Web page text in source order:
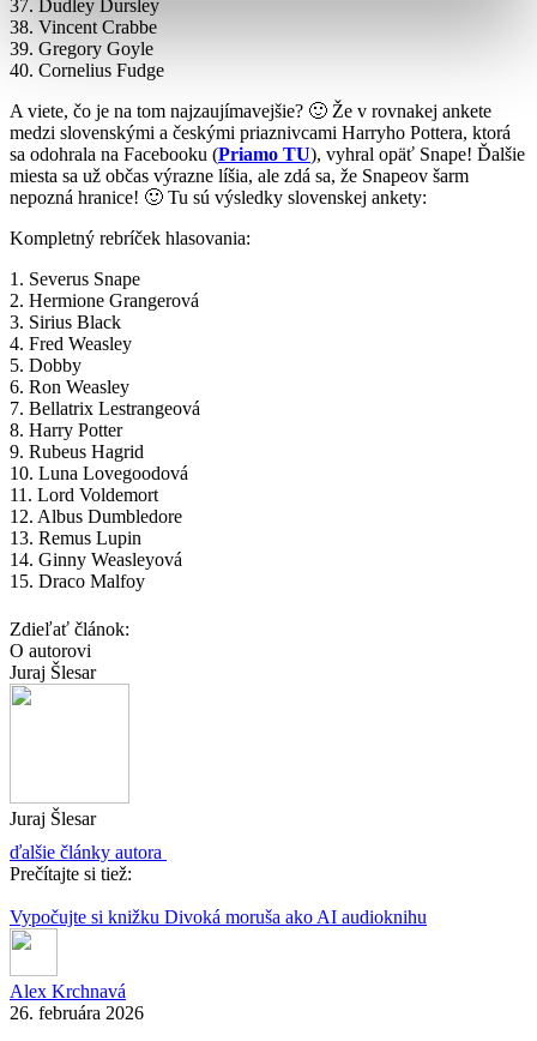
37. Dudley Dursley
38. Vincent Crabbe
39. Gregory Goyle
40. Cornelius Fudge
A viete, čo je na tom najzaujímavejšie? 🙂 Že v rovnakej ankete
medzi slovenskými a českými priaznivcami Harryho Pottera, ktorá
sa odohrala na Facebooku (Priamo TU), vyhral opäť Snape! Ďalšie
miesta sa už občas výrazne líšia, ale zdá sa, že Snapeov šarm
nepozná hranice! 🙂 Tu sú výsledky slovenskej ankety:
Kompletný rebríček hlasovania:
1. Severus Snape
2. Hermione Grangerová
3. Sirius Black
4. Fred Weasley
5. Dobby
6. Ron Weasley
7. Bellatrix Lestrangeová
8. Harry Potter
9. Rubeus Hagrid
10. Luna Lovegoodová
11. Lord Voldemort
12. Albus Dumbledore
13. Remus Lupin
14. Ginny Weasleyová
15. Draco Malfoy
Zdieľať článok:
O autorovi
Juraj Šlesar
Juraj Šlesar
ďalšie články autora
Prečítajte si tiež:
Vypočujte si knižku Divoká moruša ako AI audioknihu
Alex Krchnavá
26. februára 2026